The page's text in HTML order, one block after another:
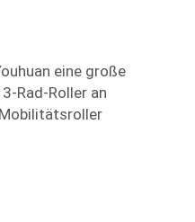
eine große
Rad-Roller an